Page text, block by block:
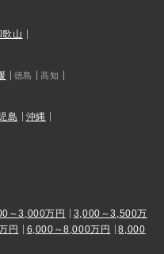
歌山
徳島 高知
島 沖縄
～3,000万円
3,000～3,500万
円 6,000～8,000万円
8,000